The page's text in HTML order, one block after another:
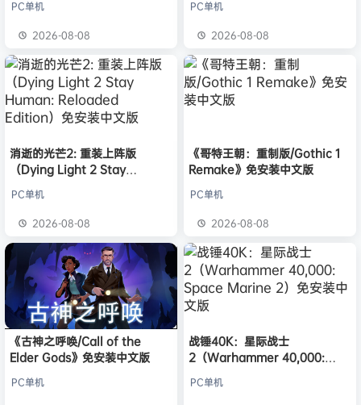
PC单机
2026-08-08
版
PC单机
2026-08-08
消逝的光芒2: 重装上阵版
（Dying Light 2 Stay
免安装中文版
PC单机
2026-08-08
《哥特王朝：重制版/Gothic 1
Remake》免安装中文版
PC单机
2026-08-08
《古神之呼唤/Call of the
Elder Gods》免安装中文版
PC单机
战锤40K：星际战士
2（Warhammer 40,000:
版
PC单机